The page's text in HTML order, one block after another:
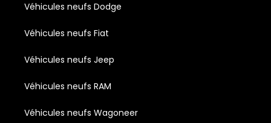
Véhicules neufs Dodge
Véhicules neufs Fiat
Véhicules neufs Jeep
Véhicules neufs RAM
Véhicules neufs Wagoneer